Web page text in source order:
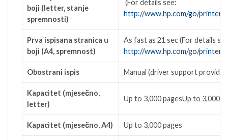
boji (letter, stanje
spremnosti)
(For details see:
http://www.hp.com/go/
Prva ispisana stranica u
boji (A4, spremnost)
As fast as 21 sec(For details
http://www.hp.com/go/
Obostrani ispis Manual (driver support
Kapacitet (mjesečno,
letter)
Up to 3,000 pagesUp to 3,000
Kapacitet (mjesečno, A4) Up to 3,000 pages